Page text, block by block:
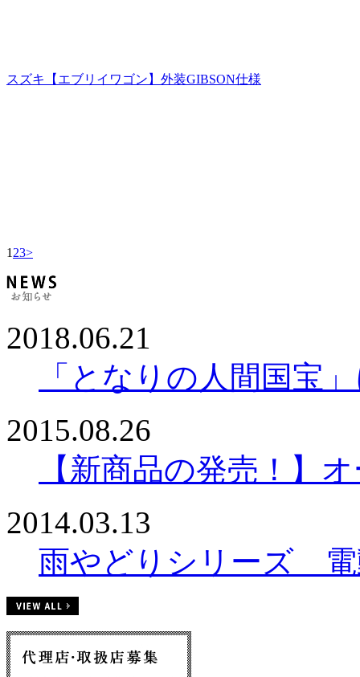
スズキ【エブリイワゴン】外装GIBSON仕様
1 23>
2018.06.21
「となりの人間国宝
2015.08.26
【新商品の発売！】
2014.03.13
雨やどりシリーズ 電